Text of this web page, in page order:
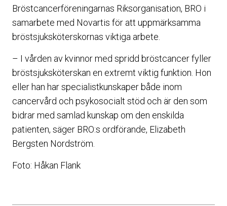
Bröstcancerföreningarnas Riksorganisation, BRO i
samarbete med Novartis för att uppmärksamma
bröstsjuksköterskornas viktiga arbete.
– I vården av kvinnor med spridd bröstcancer fyller
bröstsjuksköterskan en extremt viktig funktion. Hon
eller han har specialistkunskaper både inom
cancervård och psykosocialt stöd och är den som
bidrar med samlad kunskap om den enskilda
patienten, säger BRO:s ordförande, Elizabeth
Bergsten Nordström.
Foto: Håkan Flank